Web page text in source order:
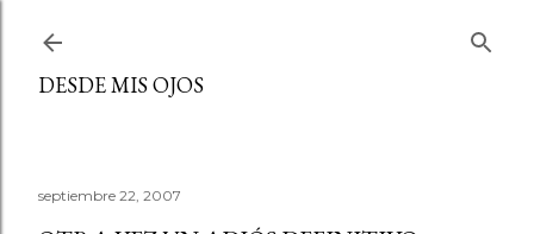
DESDE MIS OJOS
septiembre 22, 2007